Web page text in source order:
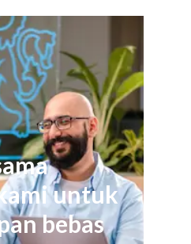
untuk
bebas